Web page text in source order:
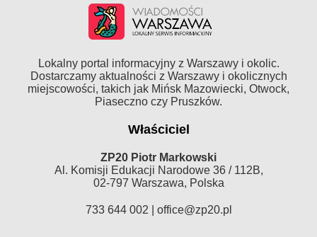
Lokalny portal informacyjny z Warszawy i okolic.
Dostarczamy aktualności z Warszawy i okolicznych
miejscowości, takich jak Mińsk Mazowiecki, Otwock,
Piaseczno czy Pruszków.
Właściciel
ZP20 Piotr Markowski
Al. Komisji Edukacji Narodowe 36 / 112B,
02-797 Warszawa, Polska
733 644 002 | office@zp20.pl